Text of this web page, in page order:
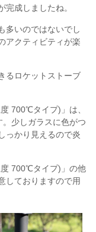
成しましたね。
多いのではないでし
アクティビティが楽
るロケットストーブ
700℃タイプ)」は、
少しガラスに色がつ
っかり見えるので炎
700℃タイプ)」の他
しておりますので用